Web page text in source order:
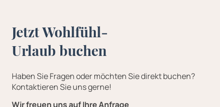
Jetzt Wohlfühl-
Urlaub buchen
Haben Sie Fragen oder möchten Sie direkt buchen?
Kontaktieren Sie uns gerne!
Wir freuen uns auf Ihre Anfrage